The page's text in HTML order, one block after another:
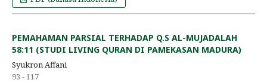
PEMAHAMAN PARSIAL TERHADAP Q.S AL-MUJADALAH
58:11 (STUDI LIVING QURAN DI PAMEKASAN MADURA)
Syukron Affani
93 - 117